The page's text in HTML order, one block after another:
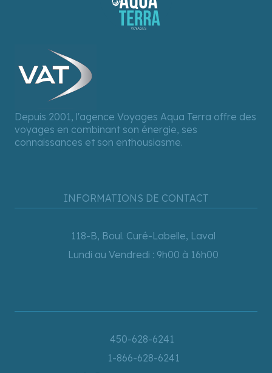
Depuis 2001, l'agence Voyages Aqua Terra offre des
voyages en combinant son énergie, ses
connaissances et son enthousiasme.
INFORMATIONS DE CONTACT
118-B, Boul. Curé-Labelle, Laval
Lundi au Vendredi : 9h00 à 16h00
450-628-6241
1-866-628-6241